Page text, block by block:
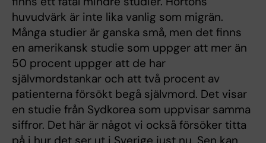
huvudvärk är inte lika vanlig som migrän.
Många studier är ganska små, men det finns
en amerikansk studie som uppger att mer än
50 procent uppger att de har
självmordstankar och att två procent av
patienterna försökt begå självmord. Det visar
en studie från Sydkorea som uppvisar samma
siffror. Det här är något vi också försöker titta